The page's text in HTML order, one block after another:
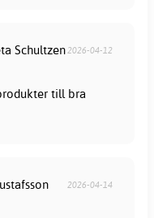
Schultzen2026-04-12
till bra
2026-04-14